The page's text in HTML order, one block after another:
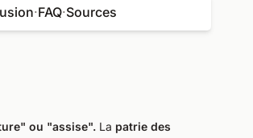
·FAQ·Sources
ou "assise". La patrie des